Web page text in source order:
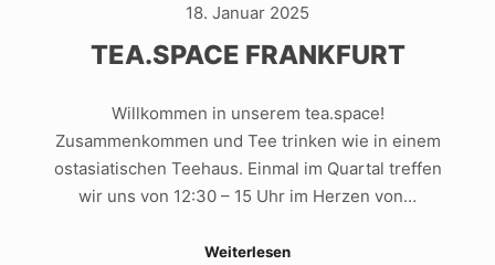
18. Januar 2025
TEA.SPACE FRANKFURT
Willkommen in unserem tea.space!
Zusammenkommen und Tee trinken wie in einem
ostasiatischen Teehaus. Einmal im Quartal treffen
wir uns von 12:30 – 15 Uhr im Herzen von…
Weiterlesen